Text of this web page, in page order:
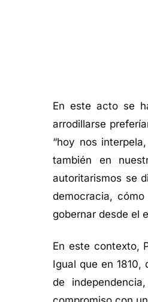
En este acto se
arrodillarse
“hoy nos
también en
autoritarismos se
democracia,
gobernar desde el
En este contexto,
Igual que en 1810,
de